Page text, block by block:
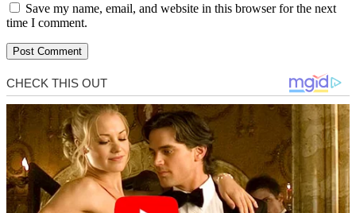
Save my name, email, and website in this browser for the next
time I comment.